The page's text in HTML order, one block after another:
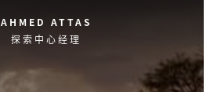
AHMED ATTAS
探索中心经理